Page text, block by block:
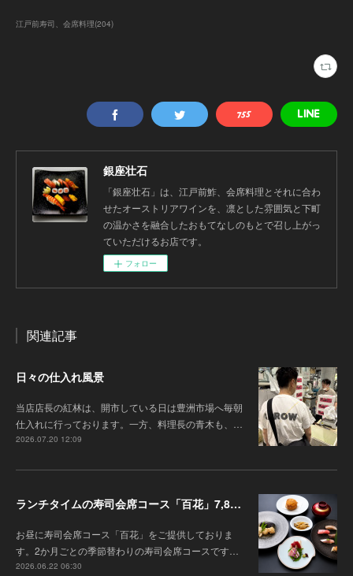
江戸前寿司、会席料理(204)
銀座壮石
「銀座壮石」は、江戸前鮓、会席料理とそれに合わ
せたオーストリアワインを、凛とした雰囲気と下町
の温かさを融合したおもてなしのもとで召し上がっ
ていただけるお店です。
フォロー
関連記事
日々の仕入れ風景
当店店長の紅林は、開市している日は豊洲市場へ毎朝
仕入れに行っております。一方、料理長の青木も、…
2026.07.20 12:09
ランチタイムの寿司会席コース「百花」7,8月の内容のご案内
お昼に寿司会席コース「百花」をご提供しておりま
す。2か月ごとの季節替わりの寿司会席コースです…
2026.06.22 06:30